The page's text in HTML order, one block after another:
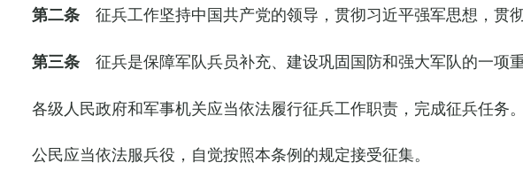
第二条 征兵工作坚持中国共产党的领导，贯彻习近平强军思想，贯
第三条 征兵是保障军队兵员补充、建设巩固国防和强大军队的一项
各级人民政府和军事机关应当依法履行征兵工作职责，完成征兵任务。
公民应当依法服兵役，自觉按照本条例的规定接受征集。